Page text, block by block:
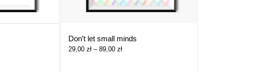
Don’t let small minds
29,00 zł – 89,00 złZakres